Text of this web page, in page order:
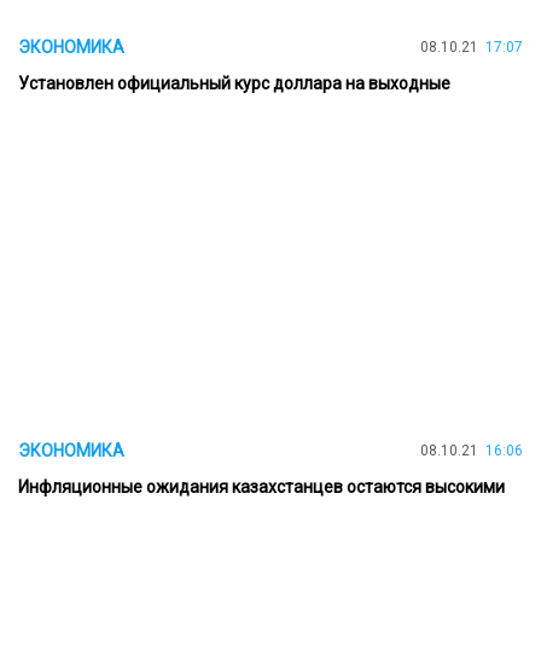
ЭКОНОМИКА 08.10.21 17:07
Установлен официальный курс доллара на выходные
ЭКОНОМИКА 08.10.21 16:06
Инфляционные ожидания казахстанцев остаются высокими